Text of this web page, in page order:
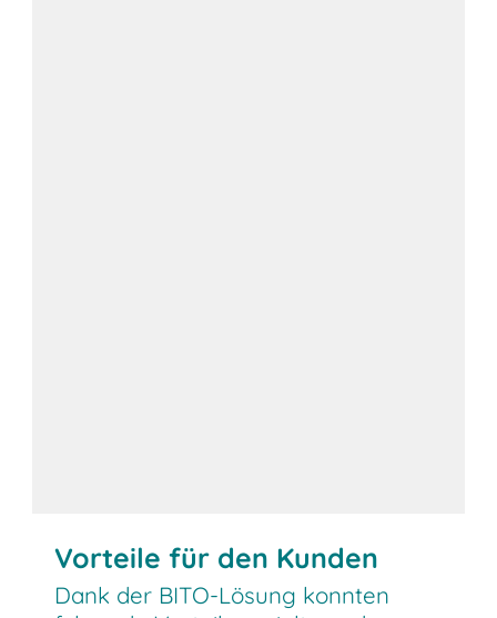
Vorteile für den Kunden
Dank der BITO-Lösung konnten